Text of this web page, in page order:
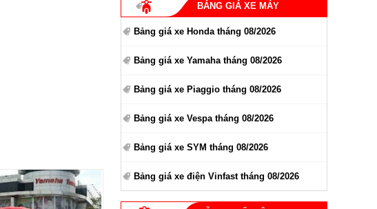
BẢNG GIÁ XE MÁY
Bảng giá xe Honda tháng 08/2026
Bảng giá xe Yamaha tháng 08/2026
Bảng giá xe Piaggio tháng 08/2026
Bảng giá xe Vespa tháng 08/2026
Bảng giá xe SYM tháng 08/2026
Bảng giá xe điện Vinfast tháng 08/2026